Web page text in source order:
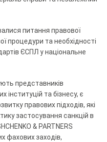
питання правової
процедури та необхідності
ЄСПЛ у національне
представників
інституцій та бізнесу, є
правових підходів, які
застосування санкцій в
& PARTNERS
фахових заходів,